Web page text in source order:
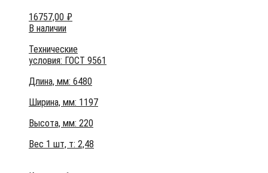
16757,00 ₽
В наличии
Технические
условия: ГОСТ 9561
Длина, мм: 6480
Ширина, мм: 1197
Высота, мм: 220
Вес 1 шт, т: 2,48